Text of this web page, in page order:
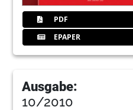
PDF
EPAPER
Ausgabe:
10/2010